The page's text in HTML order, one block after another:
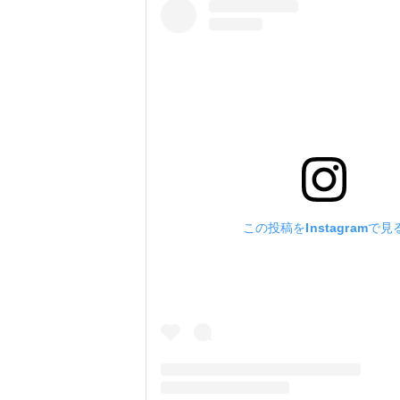
この投稿をInstagramで見